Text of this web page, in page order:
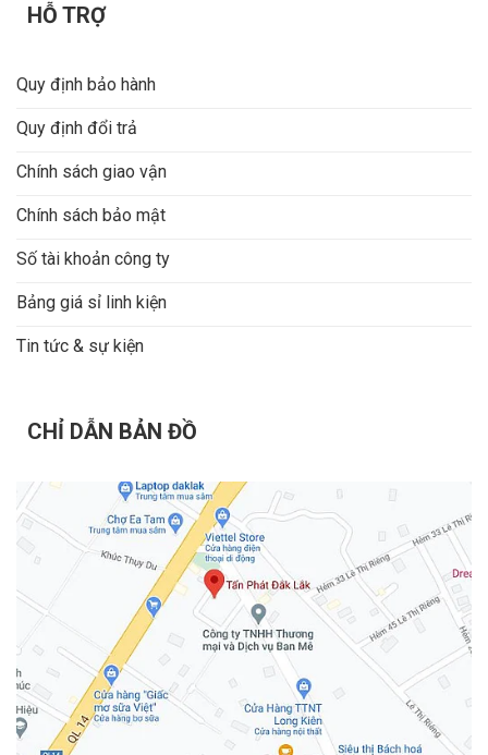
HỖ TRỢ
Quy định bảo hành
Quy định đổi trả
Chính sách giao vận
Chính sách bảo mật
Số tài khoản công ty
Bảng giá sỉ linh kiện
Tin tức & sự kiện
CHỈ DẪN BẢN ĐỒ